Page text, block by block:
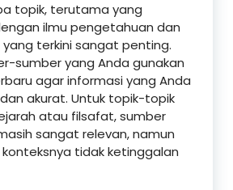
topik, terutama yang
ilmu pengetahuan dan
terkini sangat penting.
sumber yang Anda gunakan
agar informasi yang Anda
akurat. Untuk topik-topik
atau filsafat, sumber
sangat relevan, namun
tidak ketinggalan